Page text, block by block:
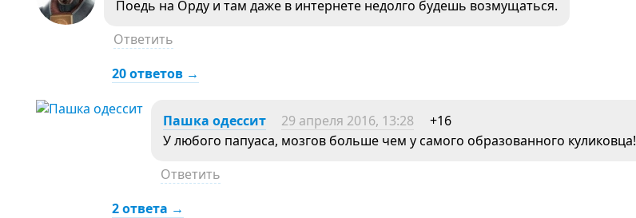
Поедь на Орду и там даже в интернете недолго будешь возмущаться.
Ответить
20 ответов →
Пашка одессит 29 апреля 2016, 13:28
+16
У любого папуаса, мозгов больше чем у самого образованного куликовца!
Ответить
2 ответа →